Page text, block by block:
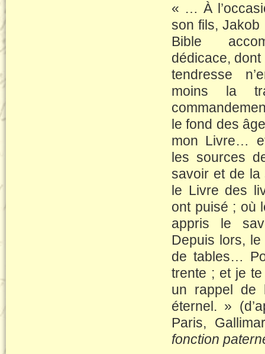
« … À
son fils, Jakob
Bible
dédicace, dont
tendresse
moins la
le fond des
mon Livre…
les sources
savoir et de la
le Livre des
ont puisé ; où
appris le
Depuis lors,
de tables…
trente ; et je te
un rappel de
éternel. »
Paris,
fonction